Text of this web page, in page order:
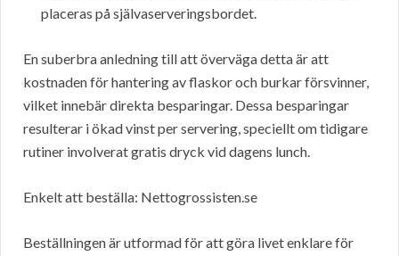
placeras på självaserveringsbordet.
En suberbra anledning till att överväga detta är att
kostnaden för hantering av flaskor och burkar försvinner,
vilket innebär direkta besparingar. Dessa besparingar
resulterar i ökad vinst per servering, speciellt om tidigare
rutiner involverat gratis dryck vid dagens lunch.
Enkelt att beställa: Nettogrossisten.se
Beställningen är utformad för att göra livet enklare för